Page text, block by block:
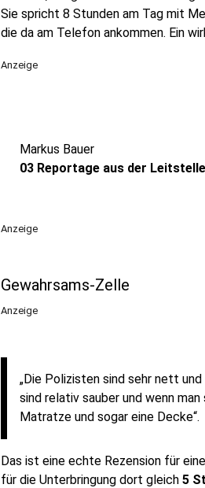
Sie spricht 8 Stunden am Tag mit
die da am Telefon ankommen. Ein
Anzeige
Markus Bauer
03 Reportage aus der Leitstelle
Anzeige
Gewahrsams-Zelle
Anzeige
„Die Polizisten sind sehr nett
sind relativ sauber und wenn
Matratze und sogar eine Decke“.
Das ist eine echte Rezension für
für die Unterbringung dort gleich 5